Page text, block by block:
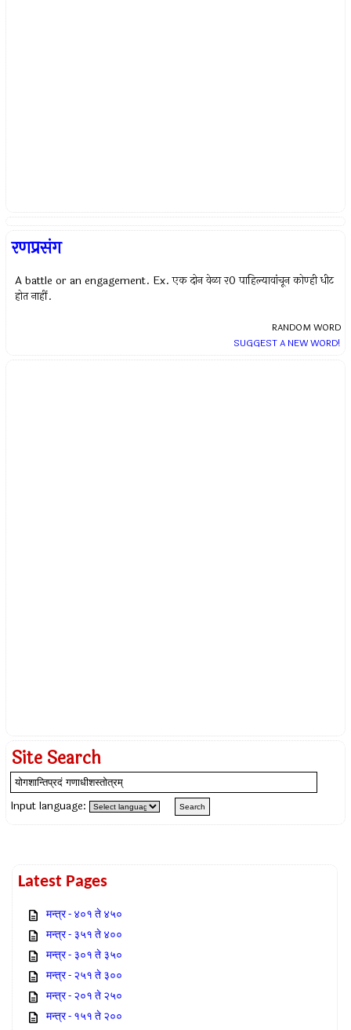
रणप्रसंग
A battle or an engagement. Ex. एक दोन वेळा र0 पाहिल्यावांचून कोण्ही धीट
होत नाहीं.
RANDOM WORD
SUGGEST A NEW WORD!
Site Search
Input language:
Latest Pages
मन्त्र - ४०१ ते ४५०
मन्त्र - ३५१ ते ४००
मन्त्र - ३०१ ते ३५०
मन्त्र - २५१ ते ३००
मन्त्र - २०१ ते २५०
मन्त्र - १५१ ते २००